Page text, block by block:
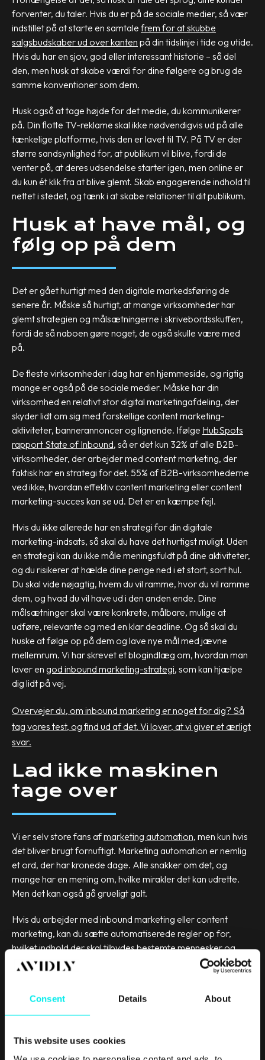
Consent Details About
This website uses cookies
forventer, du taler. Hvis du er på de sociale medier, så vær
indstillet på at starte en samtale frem for at skubbe
salgsbudskaber ud over kanten på din tidslinje i tide og utide.
Hvis du har en sjov, god eller interessant historie – så del
den, men husk at skabe værdi for dine følgere og brug de
samme konventioner som dem.
Husk også at tage højde for det medie, du kommunikerer
på. Din flotte TV-reklame skal ikke nødvendigvis ud på alle
tænkelige platforme, hvis den er lavet til TV. På TV er der
større sandsynlighed for, at publikum vil blive, fordi de
venter på, at deres udsendelse starter igen, men online er
du kun ét klik fra at blive glemt. Skab engagerende indhold til
nettet i stedet, og tænk i at skabe relationer til dit publikum.
Husk at have mål, og
følg op på dem
Det er gået hurtigt med den digitale markedsføring de
senere år. Måske så hurtigt, at mange virksomheder har
glemt strategien og målsætningerne i skrivebordsskuffen,
fordi de så naboen gøre noget, de også skulle være med
på.
De fleste virksomheder i dag har en hjemmeside, og rigtig
mange er også på de sociale medier. Måske har din
virksomhed en relativt stor digital marketingafdeling, der
skyder lidt om sig med forskellige content marketing-
aktiviteter, bannerannoncer og lignende. Ifølge HubSpots
rapport State of Inbound, så er det kun 32% af alle B2B-
virksomheder, der arbejder med content marketing, der
faktisk har en strategi for det. 55% af B2B-virksomhederne
ved ikke, hvordan effektiv content marketing eller content
marketing-succes kan se ud. Det er en kæmpe fejl.
Hvis du ikke allerede har en strategi for din digitale
marketing-indsats, så skal du have det hurtigst muligt. Uden
en strategi kan du ikke måle meningsfuldt på dine aktiviteter,
og du risikerer at hælde dine penge ned i et stort, sort hul.
Du skal vide nøjagtig, hvem du vil ramme, hvor du vil ramme
dem, og hvad du vil have ud i den anden ende. Dine
målsætninger skal være konkrete, målbare, mulige at
udføre, relevante og med en klar deadline. Og så skal du
huske at følge op på dem og lave nye mål med jævne
mellemrum. Vi har skrevet et blogindlæg om, hvordan man
laver en god inbound marketing-strategi, som kan hjælpe
dig lidt på vej.
Overvejer du, om inbound marketing er noget for dig? Så
tag vores test, og find ud af det. Vi lover, at vi giver et ærligt
svar.
Lad ikke maskinen
tage over
Vi er selv store fans afmarketing automation, men kun hvis
det bliver brugt fornuftigt. Marketing automation er nemlig
et ord, der har kronede dage. Alle snakker om det, og
mange har en mening om, hvilke mirakler det kan udrette.
Men det kan også gå grueligt galt.
Hvis du arbejder med inbound marketing eller content
marketing, kan du sætte automatiserede regler op for,
hvilket indhold der skal tilbydes bestemte mennesker og
hvornår. Men husk nu at bruge dine data fornuftigt, og lad
være med at bruge dit automation-system som spam-
Du kan også tilføje folks navn i automatiserede e-mails.
trimmes, inden du bruger den til at personalisere. Det